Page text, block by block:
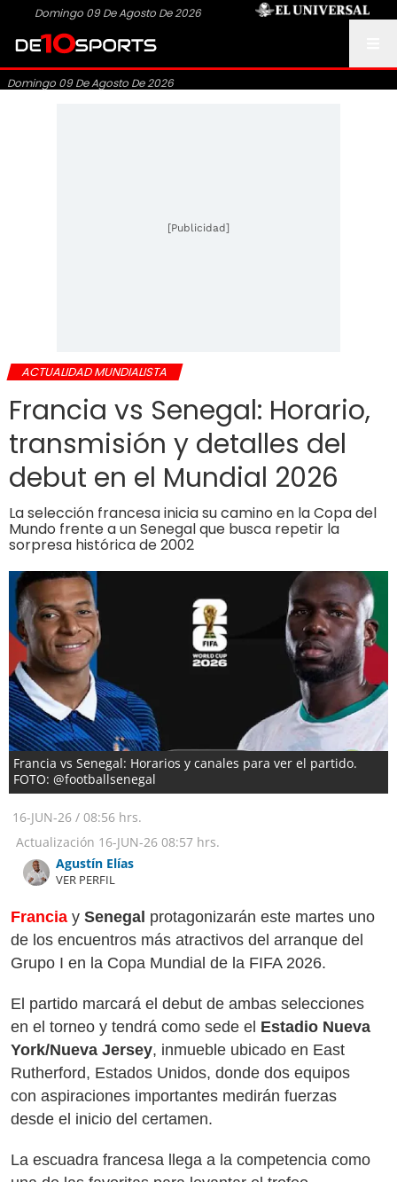
Domingo 09 De Agosto De 2026
Domingo 09 De Agosto De 2026
[Publicidad]
ACTUALIDAD MUNDIALISTA
Francia vs Senegal: Horario,
transmisión y detalles del
debut en el Mundial 2026
La selección francesa inicia su camino en la Copa del
Mundo frente a un Senegal que busca repetir la
sorpresa histórica de 2002
Francia vs Senegal: Horarios y canales para ver el partido.
FOTO: @footballsenegal
16-JUN-26 / 08:56 hrs.
Actualización 16-JUN-26 08:57 hrs.
Agustín Elías
VER PERFIL
Francia y Senegal protagonizarán este martes uno
de los encuentros más atractivos del arranque del
Grupo I en la Copa Mundial de la FIFA 2026.
El partido marcará el debut de ambas selecciones
en el torneo y tendrá como sede el Estadio Nueva
York/Nueva Jersey, inmueble ubicado en East
Rutherford, Estados Unidos, donde dos equipos
con aspiraciones importantes medirán fuerzas
desde el inicio del certamen.
La escuadra francesa llega a la competencia como